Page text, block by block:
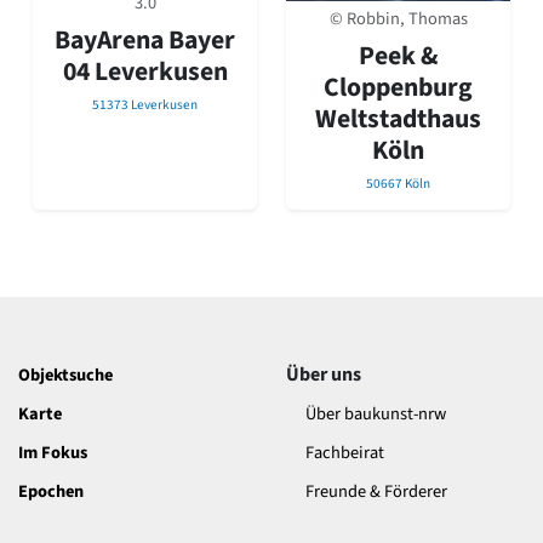
David Chipperfield
Harald Deilmann
Gottfried Böhm
Schneider von Esleben
Peter Behrens
Auszeichnung vorbildlicher Bauten NRW 2020
Reformarchitektur
Historismus
Klassizismus
Barock
BayArena Bayer
04 Leverkusen
51373 Leverkusen
© Robbin, Thomas
Peek &
Cloppenburg
Weltstadthaus
Köln
50667 Köln
Objektsuche
Karte
Im Fokus
Epochen
Über uns
Über baukunst-nrw
Fachbeirat
Freunde & Förderer